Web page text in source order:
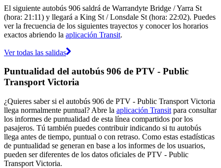
El siguiente autobús 906 saldrá de Warrandyte Bridge / Yarra St
(hora: 21:11) y llegará a King St / Lonsdale St (hora: 22:02). Puedes
ver la frecuencia de los siguientes trayectos y conocer los horarios
exactos abriendo la aplicación Transit.
Ver todas las salidas
Puntualidad del autobús 906 de PTV - Public
Transport Victoria
¿Quieres saber si el autobús 906 de PTV - Public Transport Victoria
llega normalmente puntual? Abre la aplicación Transit para consultar
los informes de puntualidad de esta línea compartidos por los
pasajeros. Tú también puedes contribuir indicando si tu autobús
llega antes de tiempo, puntual o con retraso. Como estas estadísticas
de puntualidad se generan en base a los informes de los usuarios,
pueden ser diferentes de los datos oficiales de PTV - Public
Transport Victoria.